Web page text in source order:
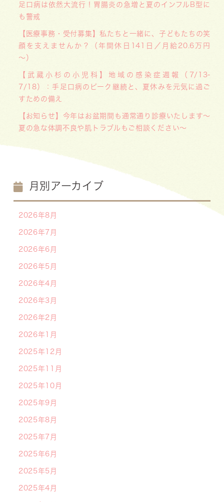
足口病は依然大流行！胃腸炎の急増と夏のインフルB型に
も警戒
【医療事務・受付募集】私たちと一緒に、子どもたちの笑
顔を支えませんか？（年間休日141日／月給20.6万円
～）
【武蔵小杉の小児科】地域の感染症週報（7/13-
7/18）：手足口病のピーク継続と、夏休みを元気に過ご
すための備え
【お知らせ】今年はお盆期間も通常通り診療いたします〜
夏の急な体調不良や肌トラブルもご相談ください〜
月別アーカイブ
2026年8月
2026年7月
2026年6月
2026年5月
2026年4月
2026年3月
2026年2月
2026年1月
2025年12月
2025年11月
2025年10月
2025年9月
2025年8月
2025年7月
2025年6月
2025年5月
2025年4月